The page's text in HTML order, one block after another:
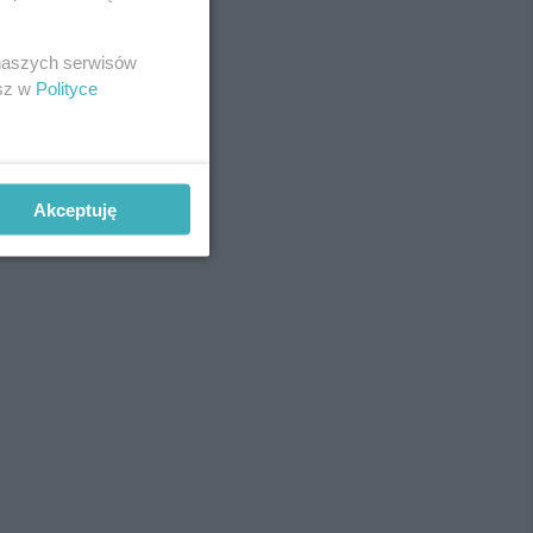
serwisów
w Polityce
Akceptuję